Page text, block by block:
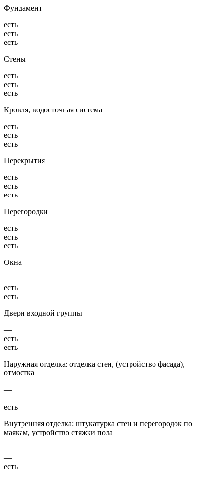
Фундамент
есть
есть
есть
Стены
есть
есть
есть
Кровля, водосточная система
есть
есть
есть
Перекрытия
есть
есть
есть
Перегородки
есть
есть
есть
Окна
—
есть
есть
Двери входной группы
—
есть
есть
Наружная отделка: отделка стен, (устройство фасада),
отмостка
—
—
есть
Внутренняя отделка: штукатурка стен и перегородок по
маякам, устройство стяжки пола
—
—
есть